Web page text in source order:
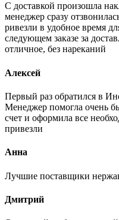
С доставкой произошла
менеджер сразу
ривезли в удобное время
следующем заказе за
отличное, без нареканий
Алексей
Первый раз обратился в
Менеджер помогла очень
счет и оформила все
привезли
Анна
Лучшие поставщики
Дмитрий